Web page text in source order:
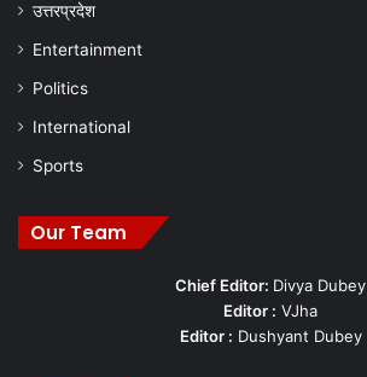
उत्तरप्रदेश
Entertainment
Politics
International
Sports
Our Team
Chief Editor: Divya Dubey
Editor : VJha
Editor : Dushyant Dubey